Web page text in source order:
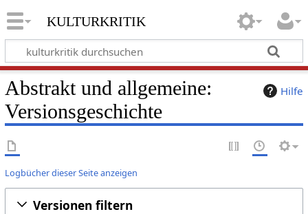
kulturkritik
Hilfe
Abstrakt und allgemeine:
Versionsgeschichte
Logbücher dieser Seite anzeigen
Versionen filtern